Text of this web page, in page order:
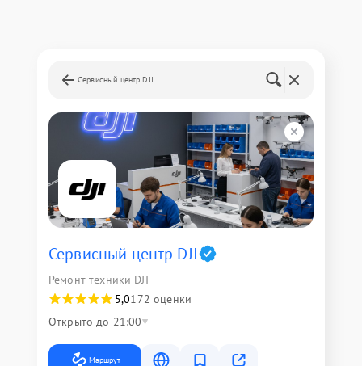
Сервисный центр DJI
Сервисный центр DJI
Ремонт техники DJI
5,0172 оценки
Открыто до 21:00
Маршрут